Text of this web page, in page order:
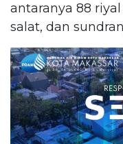
antaranya 88
salat, dan